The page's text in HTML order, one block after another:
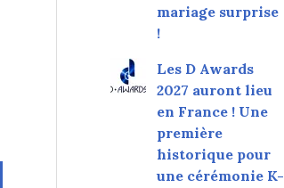
mariage surprise
!
Les D Awards
2027 auront lieu
en France ! Une
première
historique pour
une cérémonie K-